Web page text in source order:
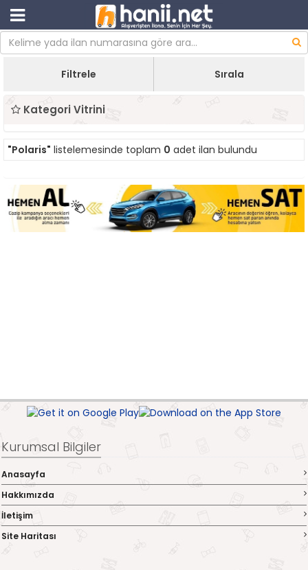
Filtrele Sırala
Kategori Vitrini
"Polaris" listelemesinde toplam 0 adet ilan bulundu
Kurumsal Bilgiler
Anasayfa
Hakkımızda
İletişim
Site Haritası